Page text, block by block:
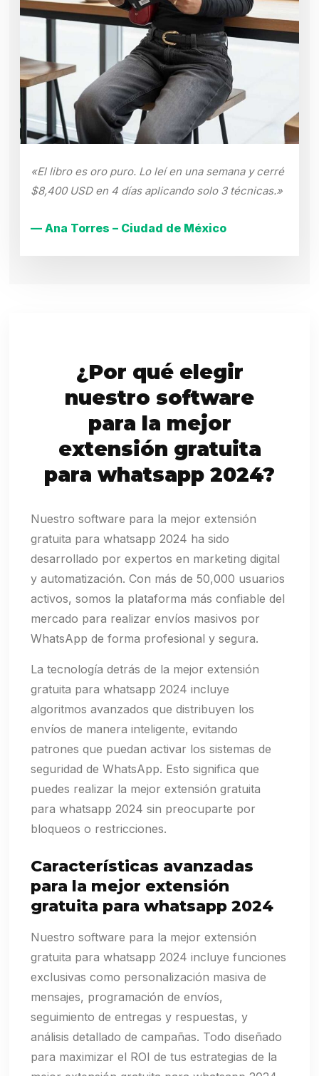
«El libro es oro puro. Lo leí en una semana y cerré
$8,400 USD en 4 días aplicando solo 3 técnicas.»
— Ana Torres – Ciudad de México
¿Por qué elegir
nuestro software
para la mejor
extensión gratuita
para whatsapp 2024?
Nuestro software para la mejor extensión
gratuita para whatsapp 2024 ha sido
desarrollado por expertos en marketing digital
y automatización. Con más de 50,000 usuarios
activos, somos la plataforma más confiable del
mercado para realizar envíos masivos por
WhatsApp de forma profesional y segura.
La tecnología detrás de la mejor extensión
gratuita para whatsapp 2024 incluye
algoritmos avanzados que distribuyen los
envíos de manera inteligente, evitando
patrones que puedan activar los sistemas de
seguridad de WhatsApp. Esto significa que
puedes realizar la mejor extensión gratuita
para whatsapp 2024 sin preocuparte por
bloqueos o restricciones.
Características avanzadas
para la mejor extensión
gratuita para whatsapp 2024
Nuestro software para la mejor extensión
gratuita para whatsapp 2024 incluye funciones
exclusivas como personalización masiva de
mensajes, programación de envíos,
seguimiento de entregas y respuestas, y
análisis detallado de campañas. Todo diseñado
para maximizar el ROI de tus estrategias de la